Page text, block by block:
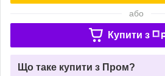
або
Купити з
Що таке купити з Пром?